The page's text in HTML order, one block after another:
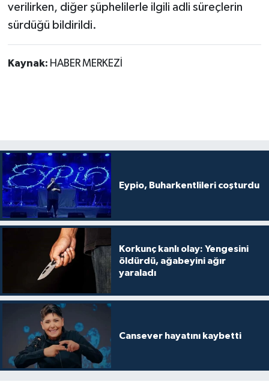
verilirken, diğer şüphelilerle ilgili adli süreçlerin
sürdüğü bildirildi.
Kaynak: HABER MERKEZİ
Eypio, Buharkentlileri coşturdu
Korkunç kanlı olay: Yengesini
öldürdü, ağabeyini ağır
yaraladı
Cansever hayatını kaybetti